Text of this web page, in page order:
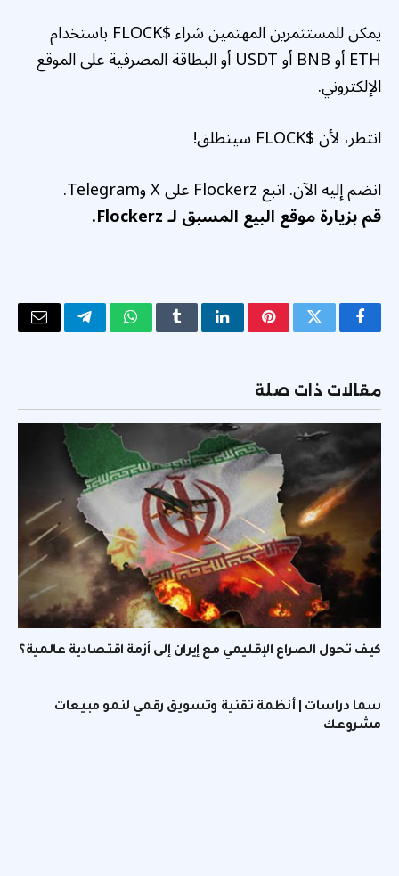
يمكن للمستثمرين المهتمين شراء $FLOCK باستخدام
ETH أو BNB أو USDT أو البطاقة المصرفية على الموقع
الإلكتروني.
انتظر، لأن $FLOCK سينطلق!
انضم إليه الآن. اتبع Flockerz على X وTelegram.
قم بزيارة موقع البيع المسبق لـ Flockerz.
فيسبوكتويتر بينتيريستلينكدإنTumblrواتسابتيلقرامالبريد
مقالات ذات صلة
كيف تحول الصراع الإقليمي مع إيران إلى أزمة اقتصادية عالمية؟
سما دراسات | أنظمة تقنية وتسويق رقمي لنمو مبيعات
مشروعك